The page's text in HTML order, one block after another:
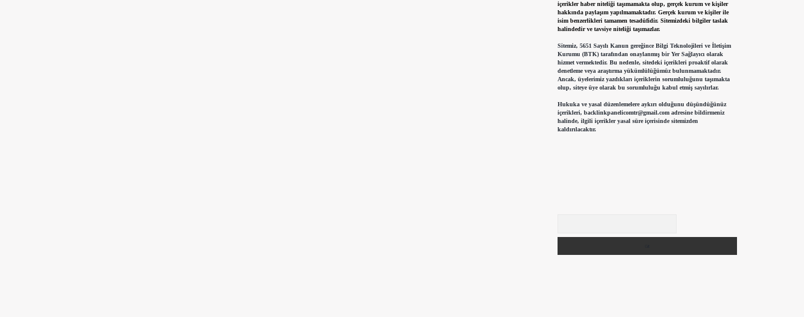
içerikler haber niteliği taşımamakta olup, gerçek kurum ve kişiler
hakkında paylaşım yapılmamaktadır. Gerçek kurum ve kişiler ile
isim benzerlikleri tamamen tesadüfidir. Sitemizdeki bilgiler taslak
halindedir ve tavsiye niteliği taşımazlar.
Sitemiz, 5651 Sayılı Kanun gereğince Bilgi Teknolojileri ve İletişim
Kurumu (BTK) tarafından onaylanmış bir Yer Sağlayıcı olarak
hizmet vermektedir. Bu nedenle, sitedeki içerikleri proaktif olarak
denetleme veya araştırma yükümlülüğümüz bulunmamaktadır.
Ancak, üyelerimiz yazdıkları içeriklerin sorumluluğunu taşımakta
olup, siteye üye olarak bu sorumluluğu kabul etmiş sayılırlar.
Hukuka ve yasal düzenlemelere aykırı olduğunu düşündüğünüz
içerikleri, backlinkpanelicomtr@gmail.comadresine bildirmeniz
halinde, ilgili içerikler yasal süre içerisinde sitemizden
kaldırılacaktır.